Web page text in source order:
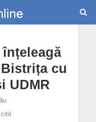
înțeleagă
cu
UDMR
citit